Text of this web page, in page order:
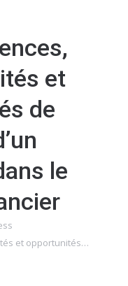
et
de
le
et opportunités…